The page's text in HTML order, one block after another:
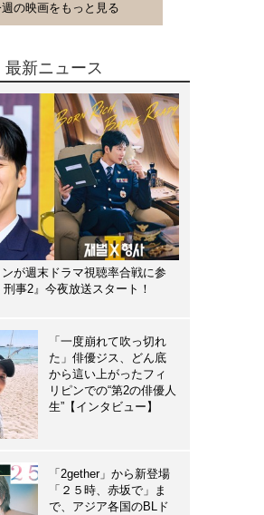
の映画をもっと見る
最新ニュース
が週末ドラマ視聴率合戦に参
事2』今夜放送スタート！
「一度崩れて吹っ切れ
た」俳優ジス、どん底
から這い上がったフィ
リピンでの“第2の俳優人
生”【インタビュー】
「2gether」から新登場
「２５時、赤坂で」ま
で、アジア各国のBLド